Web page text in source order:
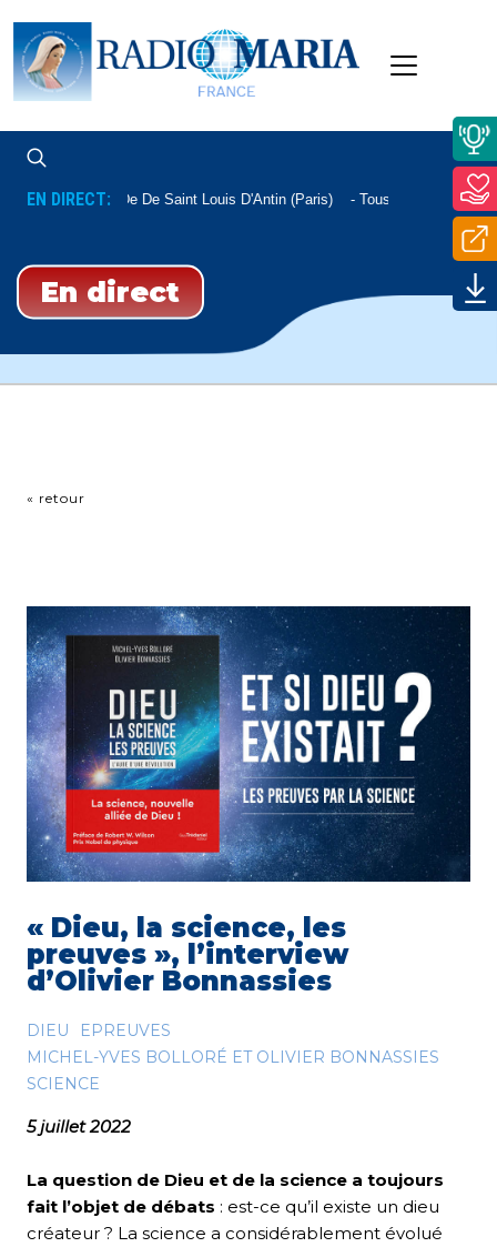
EN DIRECT:Messe De De Saint Louis D'Antin (Paris) Tous Les Samedis
En direct
« retour
« Dieu, la science, les
preuves », l’interview
d’Olivier Bonnassies
DIEU
EPREUVES
MICHEL-YVES BOLLORÉ ET OLIVIER BONNASSIES
SCIENCE
5 juillet 2022
La question de Dieu et de la science a toujours
fait l’objet de débats : est-ce qu’il existe un dieu
créateur ? La science a considérablement évolué